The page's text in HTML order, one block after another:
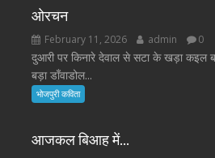
ओरचन
February 11, 2026 admin 0
दुआरी पर किनारे देवाल से सटा के खड़ा कइल
बड़ा डाँवाडोल...
भोजपुरी कविता
आजकल बिआह में…